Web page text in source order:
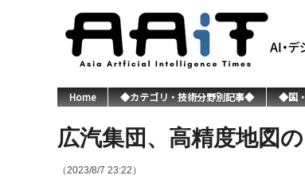
Home ◆カテゴリ・技術分野別記事◆ ◆国
広汽集団、高精度地図
（2023/8/7 23:22）